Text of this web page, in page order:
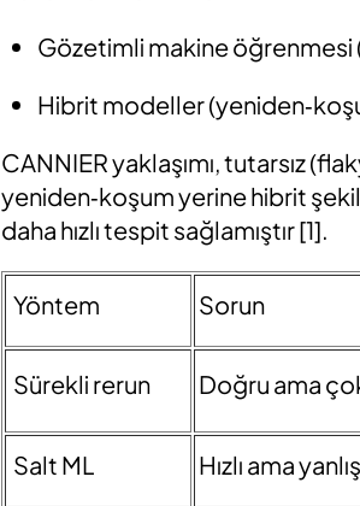
Gözetimli makine öğrenmesi
Hibrit modeller
CANNIER yaklaşımı,tutarsız
yeniden‑koşum yerine hibrit
daha hızlı tespit sağlamıştır[1].
Yöntem Sorun
Sürekli rerun Doğru ama
Salt ML Hızlı ama